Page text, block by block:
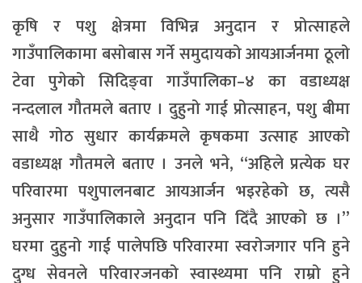
कृषि र पशु क्षेत्रमा विभिन्न अनुदान र प्रोत्साहले
गाउँपालिकामा बसोबास गर्ने समुदायको आयआर्जनमा ठूलो
टेवा पुगेको सिदिङ्वा गाउँपालिका–४ का वडाध्यक्ष
नन्दलाल गौतमले बताए । दुहुनो गाई प्रोत्साहन, पशु बीमा
साथै गोठ सुधार कार्यक्रमले कृषकमा उत्साह आएको
वडाध्यक्ष गौतमले बताए । उनले भने, “अहिले प्रत्येक घर
परिवारमा पशुपालनबाट आयआर्जन भइरहेको छ, त्यसै
अनुसार गाउँपालिकाले अनुदान पनि दिँदै आएको छ ।”
घरमा दुहुनो गाई पालेपछि परिवारमा स्वरोजगार पनि हुने
दुग्ध सेवनले परिवारजनको स्वास्थ्यमा पनि राम्रो हुने